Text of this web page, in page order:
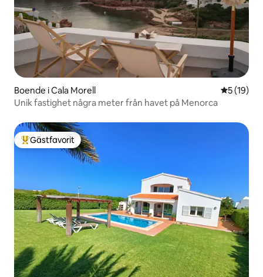
Boende i Cala Morell 5 av 5 i
5 (19)
Unik fastighet några meter från havet på Menorca
Populär gästfavorit
Gästfavorit